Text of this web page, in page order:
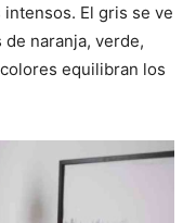
El gris se ve
naranja, verde,
equilibran los